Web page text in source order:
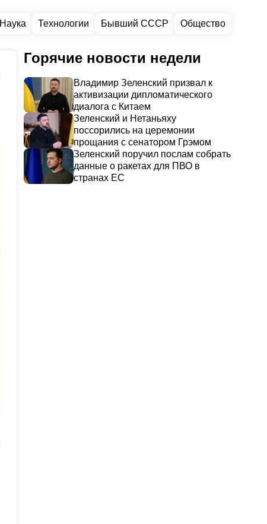
Наука Технологии Бывший СССР Общество
Горячие новости недели
Владимир Зеленский призвал к
активизации дипломатического
диалога с Китаем
Зеленский и Нетаньяху
поссорились на церемонии
прощания с сенатором Грэмом
Зеленский поручил послам собрать
данные о ракетах для ПВО в
странах ЕС